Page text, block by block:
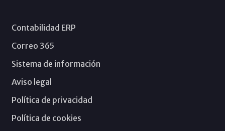
Contabilidad ERP
Correo 365
Sistema de información
Aviso legal
Política de privacidad
Política de cookies